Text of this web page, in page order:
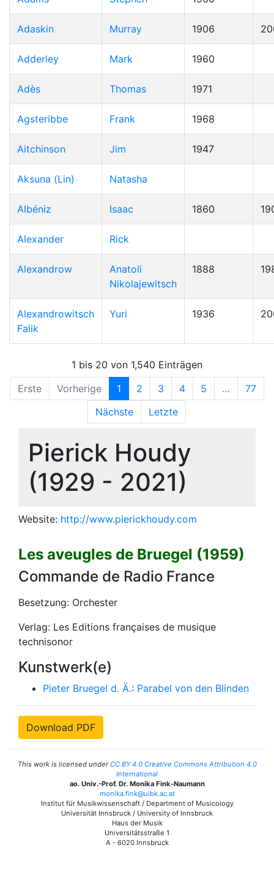
Adaskin Murray 1906
Adderley Mark 1960
Adès Thomas 1971
Agsteribbe Frank 1968
Aitchinson Jim 1947
Aksuna (Lin) Natasha
Albéniz Isaac 1860
Alexander Rick
Alexandrow
Anatoli
Nikolajewitsch
1888
Alexandrowitsch
Falik
Yuri 1936
1 bis 20 von 1,540 Einträgen
Erste
Vorherige 1 2 3 4 5 …
77
Nächste
Letzte
Pierick Houdy
(1929 - 2021)
Website: http://www.pierickhoudy.com
Les aveugles de Bruegel (1959)
Commande de Radio France
Besetzung: Orchester
Verlag: Les Editions françaises de musique
technisonor
Kunstwerk(e)
Pieter Bruegel d. Ä.: Parabel von den Blinden
Download PDF
This work is licensed underCC BY 4.0 Creative Commons Attribution 4.0
International
ao. Univ.-Prof. Dr. Monika Fink-Naumann
monika.fink@uibk.ac.at
Institut für Musikwissenschaft / Department of Musicology
Universität Innsbruck / University of Innsbruck
Haus der Musik
Universitätsstraße 1
A - 6020 Innsbruck